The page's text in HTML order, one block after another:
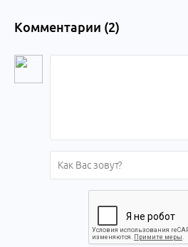
Комментарии (2)